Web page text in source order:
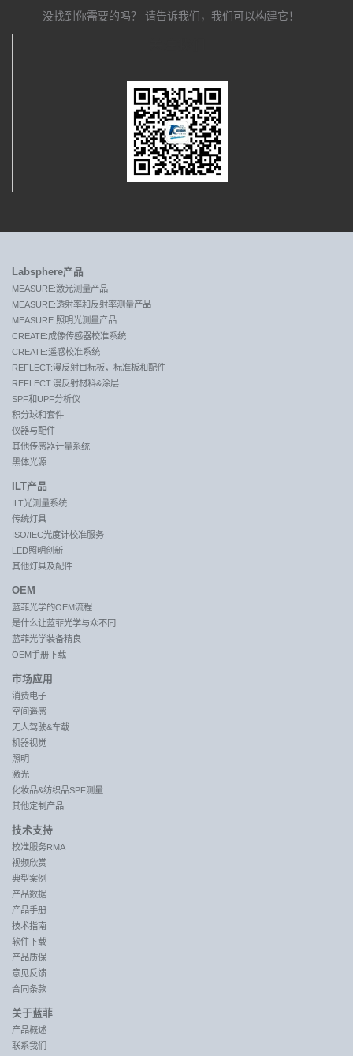
没找到你需要的吗？ 请告诉我们，我们可以构建它！
Labsphere产品
MEASURE:激光测量产品
MEASURE:透射率和反射率测量产品
MEASURE:照明光测量产品
CREATE:成像传感器校准系统
CREATE:遥感校准系统
REFLECT:漫反射目标板，标准板和配件
REFLECT:漫反射材料&涂层
SPF和UPF分析仪
积分球和套件
仪器与配件
其他传感器计量系统
黑体光源
ILT产品
ILT光测量系统
传统灯具
ISO/IEC光度计校准服务
LED照明创新
其他灯具及配件
OEM
蓝菲光学的OEM流程
是什么让蓝菲光学与众不同
蓝菲光学装备精良
OEM手册下载
市场应用
消费电子
空间遥感
无人驾驶&车载
机器视觉
照明
激光
化妆品&纺织品SPF测量
其他定制产品
技术支持
校准服务RMA
视频欣赏
典型案例
产品数据
产品手册
技术指南
软件下载
产品质保
意见反馈
合同条款
关于蓝菲
产品概述
联系我们